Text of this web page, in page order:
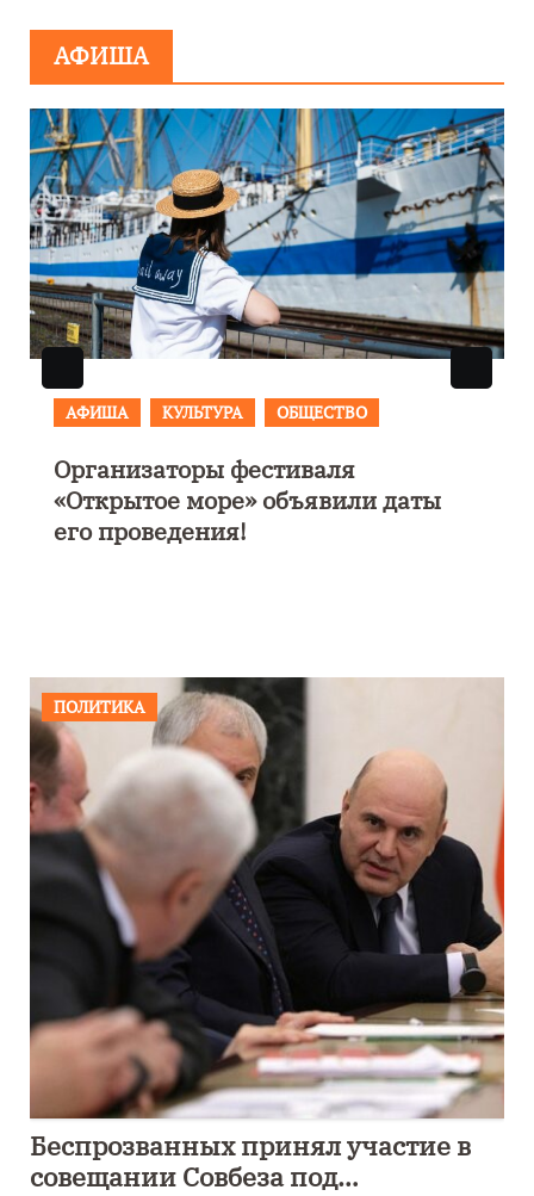
АФИША
АФИША
В Калининграде пройдет
фестиваль искусств «Зимние
каникулы на Балтике»
ПОЛИТИКА
Беспрозванных принял участие в
совещании Совбеза под